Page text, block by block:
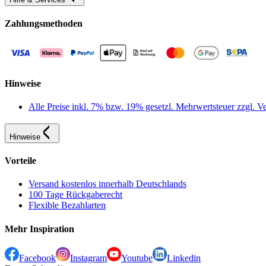
Zahlungsmethoden
Hinweise
Alle Preise inkl. 7% bzw. 19% gesetzl. Mehrwertsteuer zzgl.
Hinweise
Vorteile
Versand kostenlos innerhalb Deutschlands
100 Tage Rückgaberecht
Flexible Bezahlarten
Mehr Inspiration
Facebook Instagram Youtube
Linkedin